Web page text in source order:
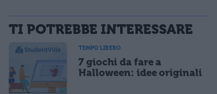
sarà pubblicata. Dichiari di avere preso visione e di accettare quanto previsto dalla
informativa privacy. Pubblicando questo commento dai il consenso affinché un cookie
Ho letto e acconsento l'informativasulla privacy
Acconsento all'uso dei miei dati da parte di terzi per finalità di
marketing diretto con modalità automatizzate o tradizionali
CONFERMA E PUBBLICA
TI POTREBBE INTERESSARE
TEMPO LIBERO
7 giochi da fare a
Halloween: idee originali